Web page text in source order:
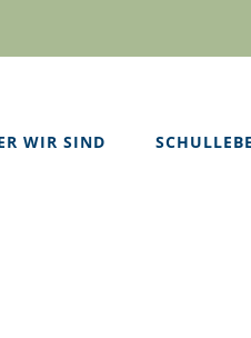
WIR SIND